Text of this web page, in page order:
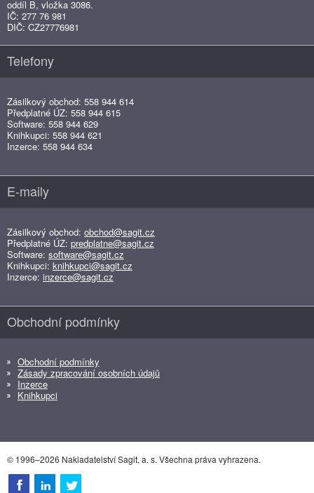
oddíl B, vložka 3086.
IČ: 277 76 981
DIČ: CZ27776981
Telefony
Zásilkový obchod: 558 944 614
Předplatné ÚZ: 558 944 615
Software: 558 944 629
Knihkupci: 558 944 621
Inzerce: 558 944 634
E-maily
Zásilkový obchod: obchod@sagit.cz
Předplatné ÚZ: predplatne@sagit.cz
Software: software@sagit.cz
Knihkupci: knihkupci@sagit.cz
Inzerce: inzerce@sagit.cz
Obchodní podmínky
Obchodní podmínky
Zásady zpracování osobních údajů
Inzerce
Knihkupci
© 1996–2026 Nakladatelství Sagit, a. s. Všechna práva vyhrazena.